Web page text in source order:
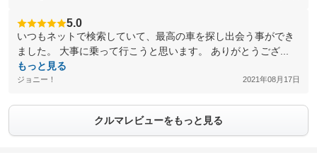
5.0
いつもネットで検索していて、最高の車を探し出会う事ができ
ました。 大事に乗って行こうと思います。 ありがとうござ...
もっと見る
ジョニー！ 2021年08月17日
クルマレビューをもっと見る